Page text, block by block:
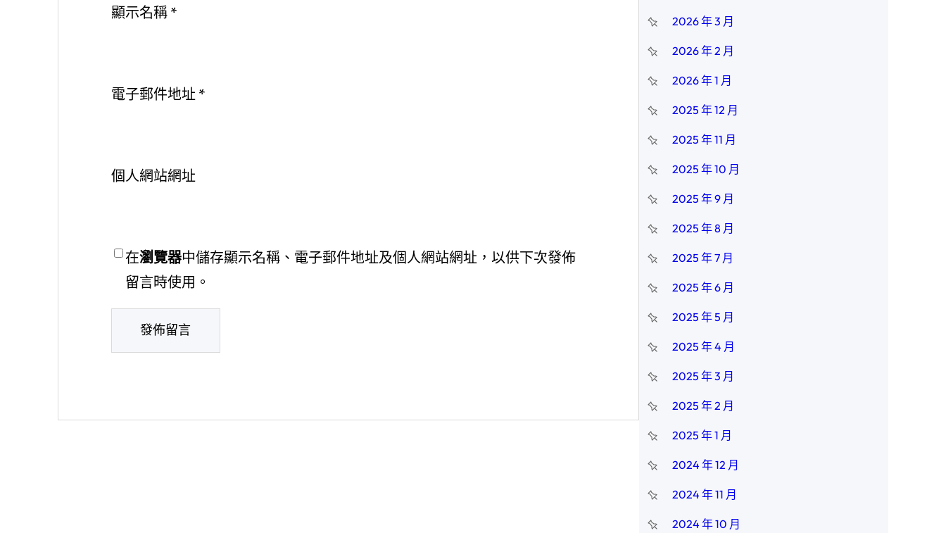
顯示名稱 *
電子郵件地址 *
個人網站網址
在瀏覽器中儲存顯示名稱、電子郵件地址及個人網站網址，以供下次發佈
留言時使用。
2026 年 3 月
2026 年 2 月
2026 年 1 月
2025 年 12 月
2025 年 11 月
2025 年 10 月
2025 年 9 月
2025 年 8 月
2025 年 7 月
2025 年 6 月
2025 年 5 月
2025 年 4 月
2025 年 3 月
2025 年 2 月
2025 年 1 月
2024 年 12 月
2024 年 11 月
2024 年 10 月